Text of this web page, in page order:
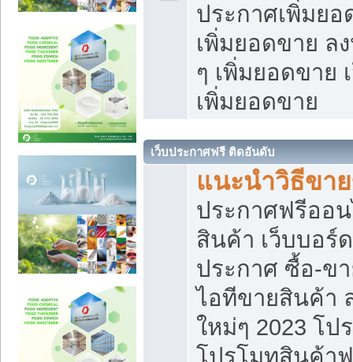
ประกาศเพิ่มย
เพิ่มยอดขาย ล
ๆ เพิ่มยอดขาย
เพิ่มยอดขาย
เว็บประกาศฟรี ติดอันดับ
แนะนำวิธีขา
ประกาศฟรีออ
สินค้า เว็บบอร์
ประกาศ ซื้อ-ข
ไอทีขายสินค้า
ใหม่ๆ 2023 โป
โปรโมทสินค้า